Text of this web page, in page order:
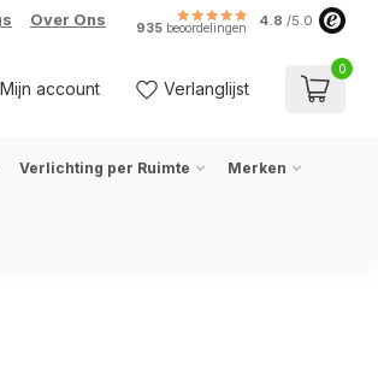
Over Ons 935 beoordelingen 4.8 /5.0
Mijn account Verlanglijst
0
Verlichting per Ruimte Merken